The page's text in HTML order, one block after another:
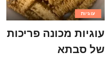
עוגיות
עוגיות מכונה פריכות
של סבתא